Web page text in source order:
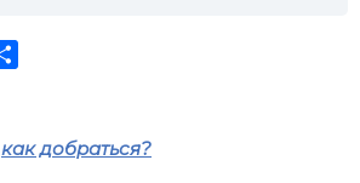
как добраться?